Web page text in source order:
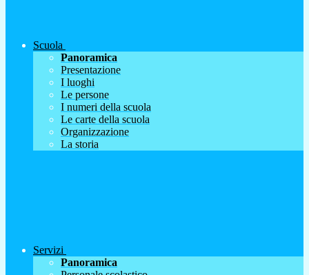
Scuola
Panoramica
Presentazione
I luoghi
Le persone
I numeri della scuola
Le carte della scuola
Organizzazione
La storia
Servizi
Panoramica